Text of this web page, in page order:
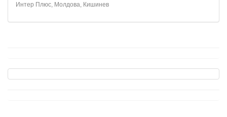
Интер Плюс, Молдова, Кишинев